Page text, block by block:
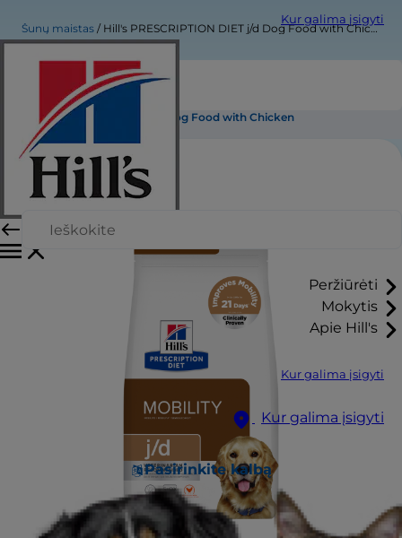
Kur galima įsigyti
Peržiūrėti
Mokytis
Apie Hill's
Kur galima įsigyti
Kur galima įsigyti
Pasirinkite kalbą
Šunų maistas Hill's PRESCRIPTION DIET j/d Dog Food with Chicken
Hill's PRESCRIPTION DIET j/d Dog Food with Chicken